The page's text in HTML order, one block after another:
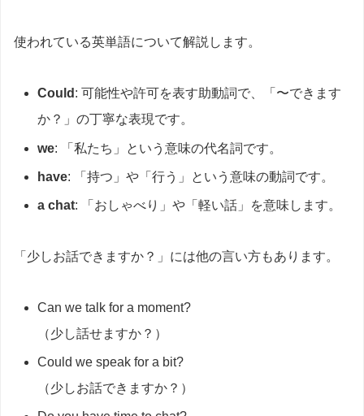
使われている英単語について解説します。
Could : 可能性や許可を表す助動詞で、「〜できます
か？」の丁寧な表現です。
we: 「私たち」という意味の代名詞です。
have: 「持つ」や「行う」という意味の動詞です。
a chat: 「おしゃべり」や「軽い話」を意味します。
「少しお話できますか？」には他の言い方もあります。
Can we talk for a moment?
（少し話せますか？）
Could we speak for a bit?
（少しお話できますか？）